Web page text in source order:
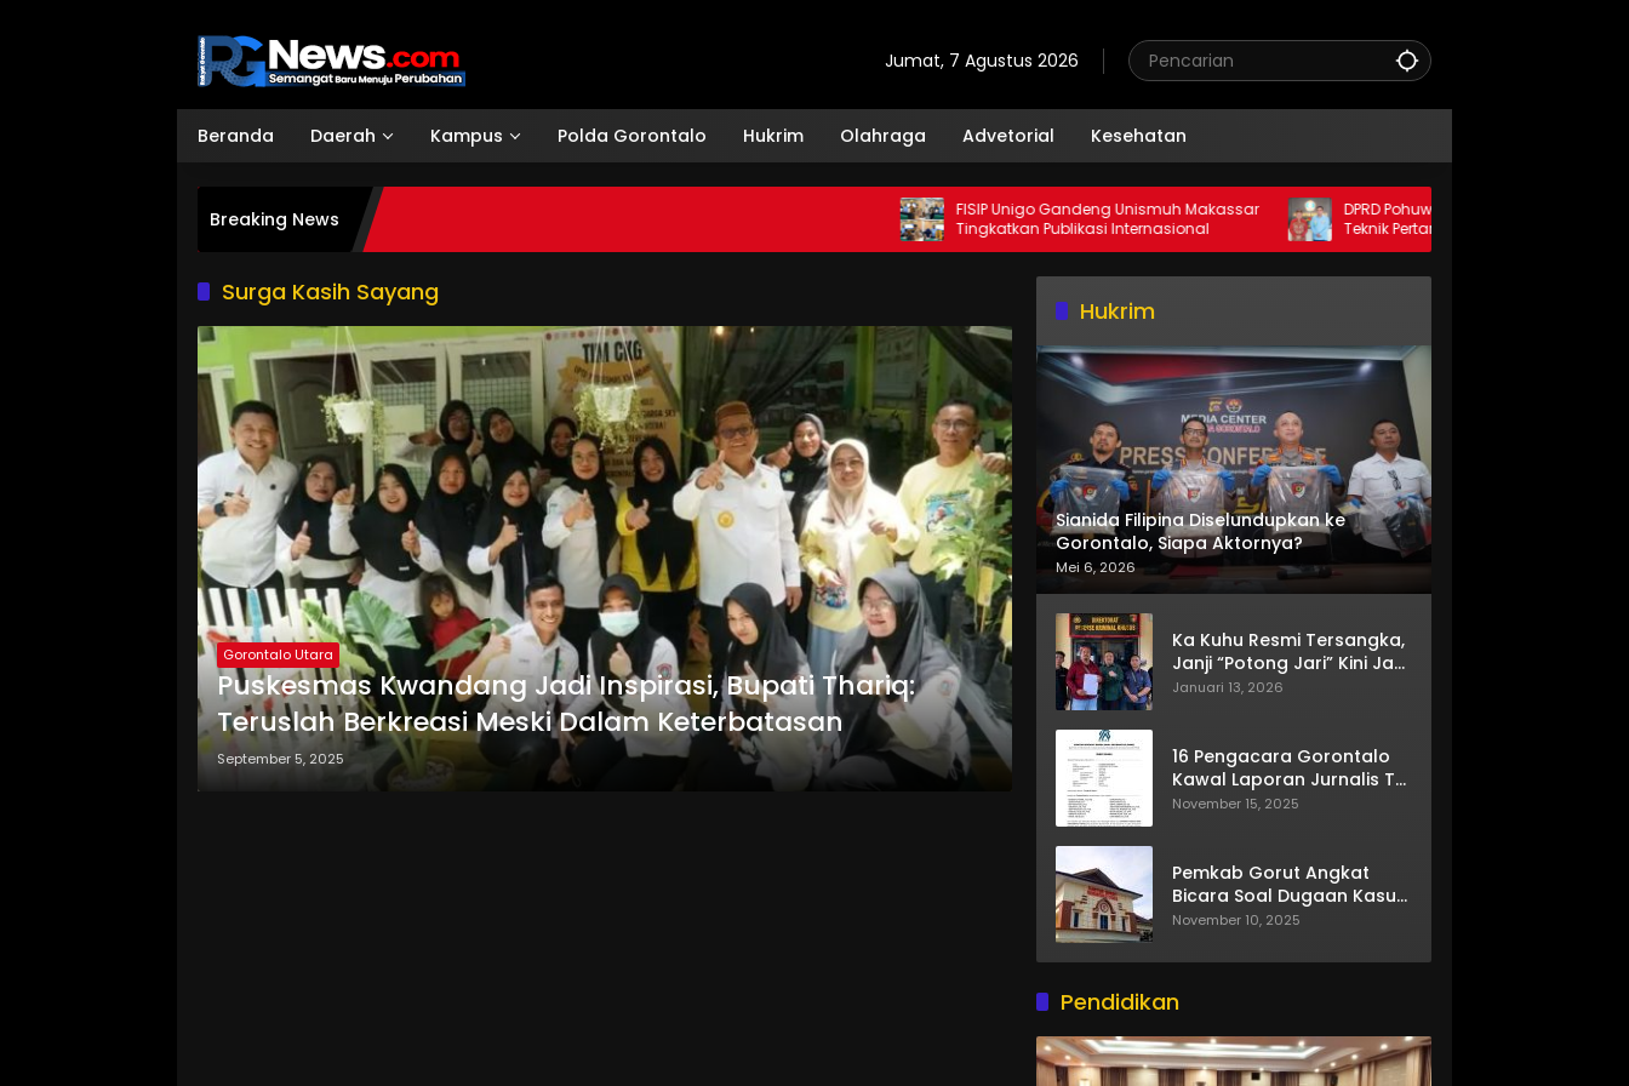
Jumat, 7 Agustus 2026
Beranda Daerah Kampus Polda Gorontalo Hukrim Olahraga Advetorial Kesehatan
Breaking News
FISIP Unigo Gandeng Unismuh Makassar
Tingkatkan Publikasi Internasional
DPRD Pohuwato Dukung Kerja Sama
Teknik Pertambangan dengan Unigo
Surga Kasih Sayang
Gorontalo Utara
Puskesmas Kwandang Jadi Inspirasi, Bupati Thariq:
Teruslah Berkreasi Meski Dalam Keterbatasan
September 5, 2025
Hukrim
Sianida Filipina Diselundupkan ke
Gorontalo, Siapa Aktornya?
Mei 6, 2026
Ka Kuhu Resmi Tersangka,
Janji “Potong Jari” Kini Jadi
Bumerang
Januari 13, 2026
16 Pengacara Gorontalo
Kawal Laporan Jurnalis TV
One
November 15, 2025
Pemkab Gorut Angkat
Bicara Soal Dugaan Kasus
Asusila Oknum ASN
November 10, 2025
Pendidikan